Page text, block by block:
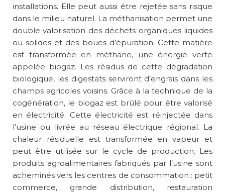
installations. Elle peut aussi être rejetée sans risque
dans le milieu naturel. La méthanisation permet une
double valorisation des déchets organiques liquides
ou solides et des boues d’épuration. Cette matière
est transformée en méthane, une énergie verte
appelée biogaz. Les résidus de cette dégradation
biologique, les digestats serviront d’engrais dans les
champs agricoles voisins. Grâce à la technique de la
cogénération, le biogaz est brûlé pour être valorisé
en électricité. Cette électricité est réinjectée dans
l’usine ou livrée au réseau électrique régional. La
chaleur résiduelle est transformée en vapeur et
peut être utilisée sur le cycle de production. Les
produits agroalimentaires fabriqués par l’usine sont
acheminés vers les centres de consommation : petit
commerce, grande distribution, restauration